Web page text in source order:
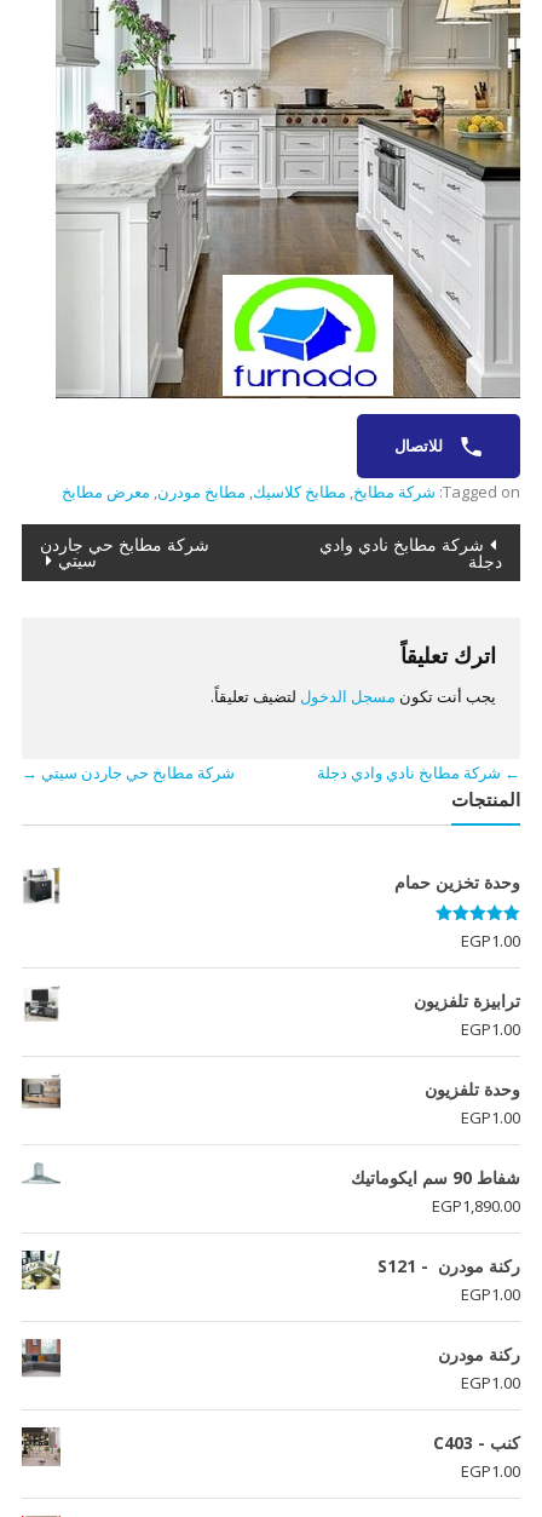
للاتصال
Tagged on: شركة مطابخ, مطابخ كلاسيك, مطابخ مودرن, معرض مطابخ
تصفّح
المقالات
شركة مطابخ نادي وادي
دجلة
شركة مطابخ حي جاردن
سيتي
اترك تعليقاً
يجب أنت تكون مسجل الدخول لتضيف تعليقاً.
← شركة مطابخ نادي وادي دجلة شركة مطابخ حي جاردن سيتي →
المنتجات
وحدة تخزين حمام
تم التقييم
5.00
من 5
EGP1.00
ترابيزة تلفزيون
EGP1.00
وحدة تلفزيون
EGP1.00
شفاط 90 سم ايكوماتيك
EGP1,890.00
ركنة مودرن - S121
EGP1.00
ركنة مودرن
EGP1.00
كنب - C403
EGP1.00